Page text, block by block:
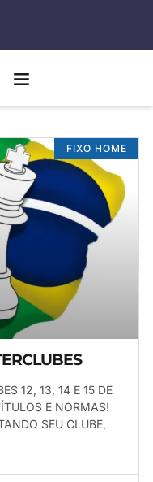
FIXO HOME
12, 13, 14 E 15 DE
E NORMAS!
SEU CLUBE,